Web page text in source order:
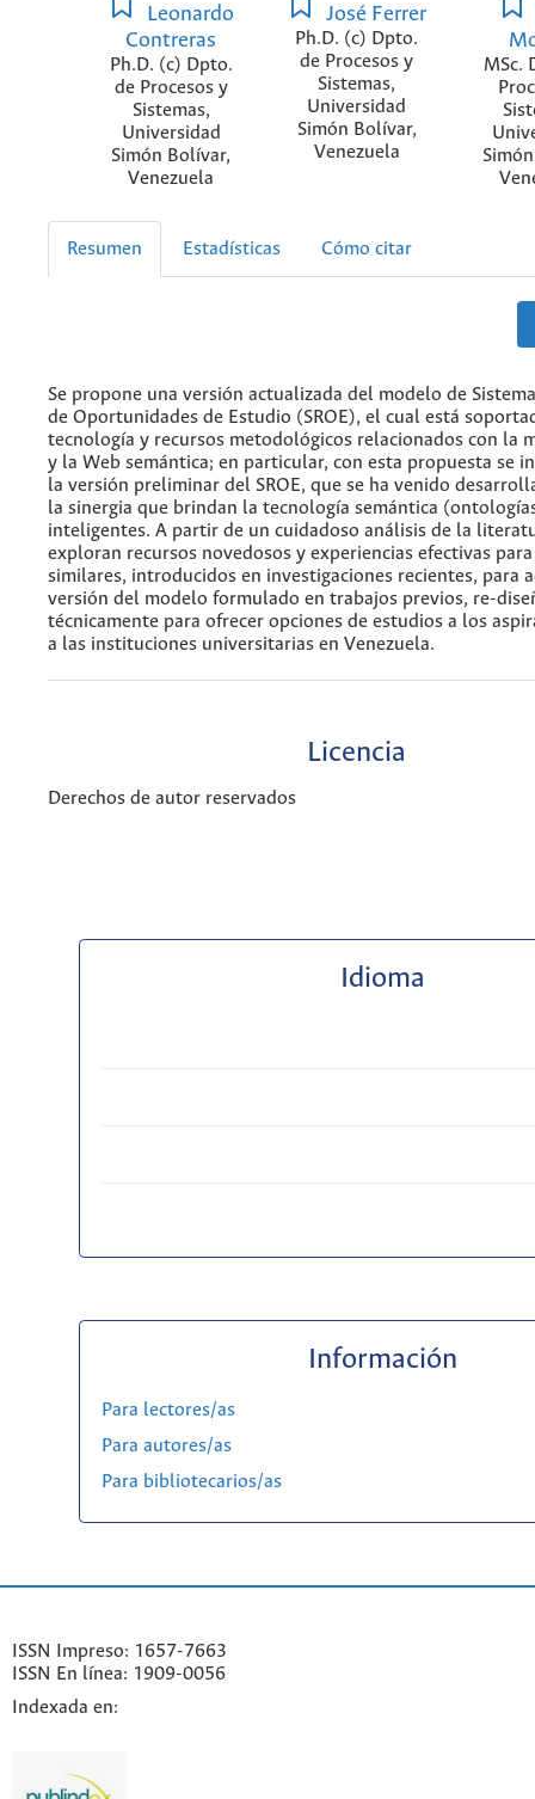
Leonardo
Contreras
Ph.D. (c) Dpto.
de Procesos y
Sistemas,
Universidad
Simón Bolívar,
Venezuela
José Ferrer
Ph.D. (c) Dpto.
de Procesos y
Sistemas,
Universidad
Simón Bolívar,
Venezuela
MSc.
Resumen Estadísticas Cómo citar
Se propone una versión actualizada del modelo de
de Oportunidades de Estudio (SROE), el cual está
tecnología y recursos metodológicos relacionados con la
y la Web semántica; en particular, con esta propuesta se
la versión preliminar del SROE, que se ha venido
la sinergia que brindan la tecnología semántica
inteligentes. A partir de un cuidadoso análisis de la
exploran recursos novedosos y experiencias efectivas
similares, introducidos en investigaciones recientes, para
versión del modelo formulado en trabajos previos, re-
técnicamente para ofrecer opciones de estudios a los
a las instituciones universitarias en Venezuela.
Licencia
Derechos de autor reservados
Idioma
Información
Para lectores/as
Para autores/as
Para bibliotecarios/as
ISSN Impreso: 1657-7663
ISSN En línea: 1909-0056
Indexada en: